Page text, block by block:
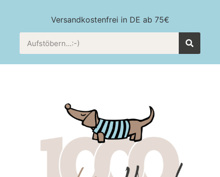
Versandkostenfrei in DE ab 75€